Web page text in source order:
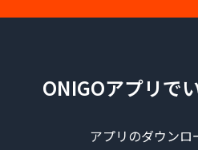
ONIGOアプリで
アプリのダウンロ